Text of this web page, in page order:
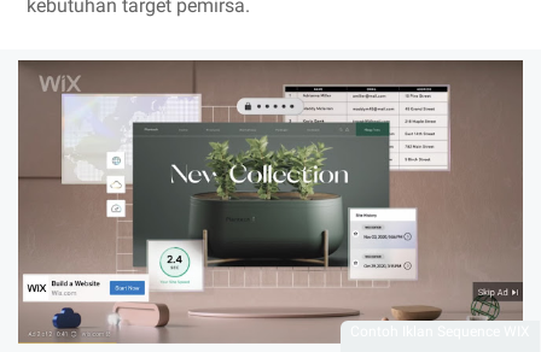
kebutuhan target pemirsa.